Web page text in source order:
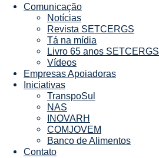
Comunicação
Notícias
Revista SETCERGS
Tá na mídia
Livro 65 anos SETCERGS
Vídeos
Empresas Apoiadoras
Iniciativas
TranspoSul
NAS
INOVARH
COMJOVEM
Banco de Alimentos
Contato